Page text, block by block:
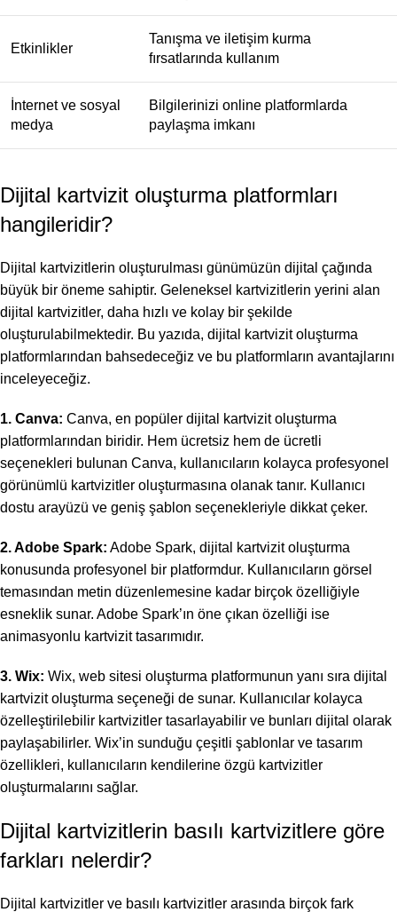
Etkinlikler
Tanışma ve iletişim kurma
fırsatlarında kullanım
İnternet ve sosyal
medya
Bilgilerinizi online platformlarda
paylaşma imkanı
Dijital kartvizit oluşturma platformları
hangileridir?
Dijital kartvizitlerin oluşturulması günümüzün dijital çağında
büyük bir öneme sahiptir. Geleneksel kartvizitlerin yerini alan
dijital kartvizitler, daha hızlı ve kolay bir şekilde
oluşturulabilmektedir. Bu yazıda, dijital kartvizit oluşturma
platformlarından bahsedeceğiz ve bu platformların avantajlarını
inceleyeceğiz.
1. Canva: Canva, en popüler dijital kartvizit oluşturma
platformlarından biridir. Hem ücretsiz hem de ücretli
seçenekleri bulunan Canva, kullanıcıların kolayca profesyonel
görünümlü kartvizitler oluşturmasına olanak tanır. Kullanıcı
dostu arayüzü ve geniş şablon seçenekleriyle dikkat çeker.
2. Adobe Spark: Adobe Spark, dijital kartvizit oluşturma
konusunda profesyonel bir platformdur. Kullanıcıların görsel
temasından metin düzenlemesine kadar birçok özelliğiyle
esneklik sunar. Adobe Spark’ın öne çıkan özelliği ise
animasyonlu kartvizit tasarımıdır.
3. Wix: Wix, web sitesi oluşturma platformunun yanı sıra dijital
kartvizit oluşturma seçeneği de sunar. Kullanıcılar kolayca
özelleştirilebilir kartvizitler tasarlayabilir ve bunları dijital olarak
paylaşabilirler. Wix’in sunduğu çeşitli şablonlar ve tasarım
özellikleri, kullanıcıların kendilerine özgü kartvizitler
oluşturmalarını sağlar.
Dijital kartvizitlerin basılı kartvizitlere göre
farkları nelerdir?
Dijital kartvizitler ve basılı kartvizitler arasında birçok fark